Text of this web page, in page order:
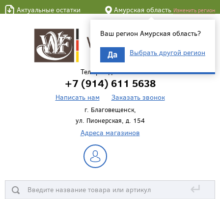
Актуальные остатки Амурская область Изменить регион
Ваш регион Амурская область?
Да Выбрать другой регион
Телефон для связи
+7 (914) 611 5638
Написать нам Заказать звонок
г. Благовещенск,
ул. Пионерская, д. 154
Адреса магазинов
↵